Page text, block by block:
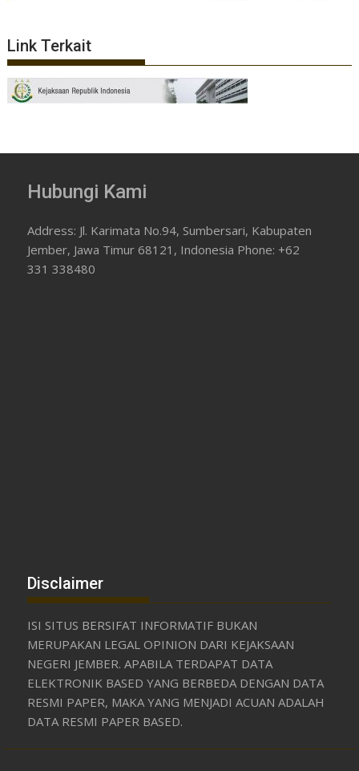
Link Terkait
Hubungi Kami
Address: Jl. Karimata No.94, Sumbersari, Kabupaten
Jember, Jawa Timur 68121, Indonesia Phone: +62
331 338480
Disclaimer
ISI SITUS BERSIFAT INFORMATIF BUKAN
MERUPAKAN LEGAL OPINION DARI KEJAKSAAN
NEGERI JEMBER. APABILA TERDAPAT DATA
ELEKTRONIK BASED YANG BERBEDA DENGAN DATA
RESMI PAPER, MAKA YANG MENJADI ACUAN ADALAH
DATA RESMI PAPER BASED.